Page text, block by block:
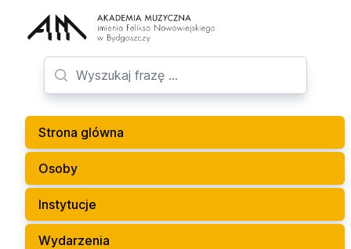
Strona glówna
Osoby
Instytucje
Wydarzenia